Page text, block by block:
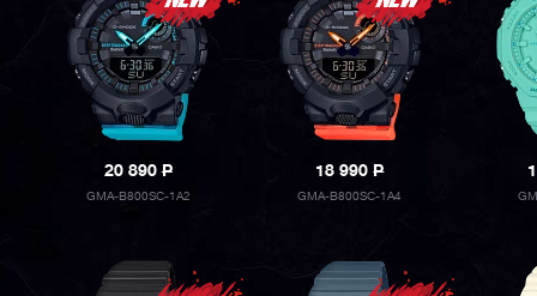
20 890P
GMA-B800SC-1A2
18 990P
GMA-B800SC-1A4